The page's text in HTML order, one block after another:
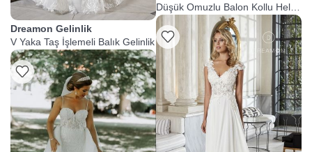
Dreamon Gelinlik
V Yaka Taş İşlemeli Balık Gelinlik
Düşük Omuzlu Balon Kollu Helen
Gelinlik